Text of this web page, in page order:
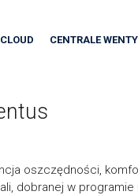
CENTRALE
oszczędności,
dobranej w programie